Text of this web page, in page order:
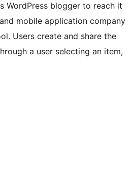
WordPress blogger to reach it
mobile application company
Users create and share the
a user selecting an item,